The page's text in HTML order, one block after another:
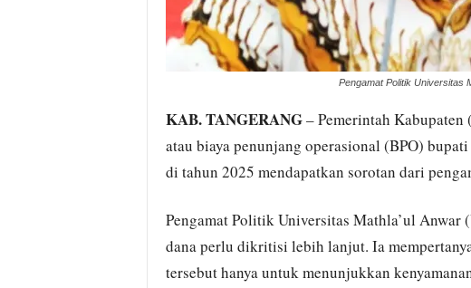
Pengamat Politik Universitas
KAB. TANGERANG– Pemerintah Kabupaten
atau biaya penunjang operasional (BPO)
di tahun 2025 mendapatkan sorotan dari
Pengamat Politik Universitas Mathla’ul Anwar
dana perlu dikritisi lebih lanjut. Ia
tersebut hanya untuk menunjukkan